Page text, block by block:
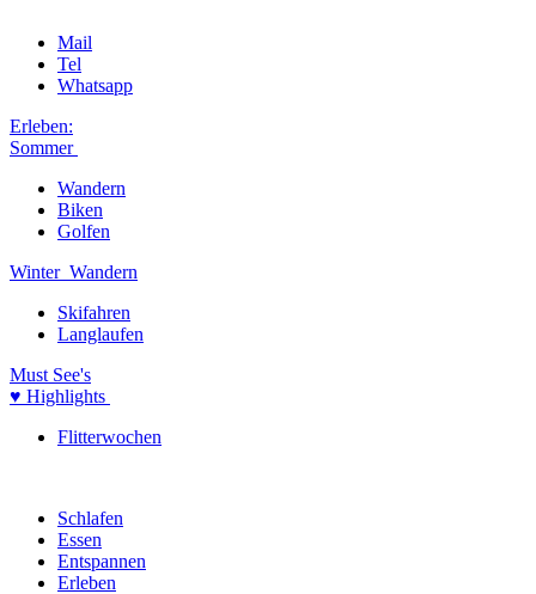
Mail
Tel
Whatsapp
Erleben:
Sommer
Wandern
Biken
Golfen
Winter Wandern
Skifahren
Langlaufen
Must See's
♥ Highlights
Flitterwochen
Schlafen
Essen
Entspannen
Erleben